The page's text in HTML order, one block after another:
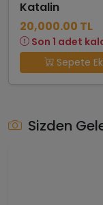
Katalin
20,000.00 TL
Son 1 adet
Sepete
Sizden